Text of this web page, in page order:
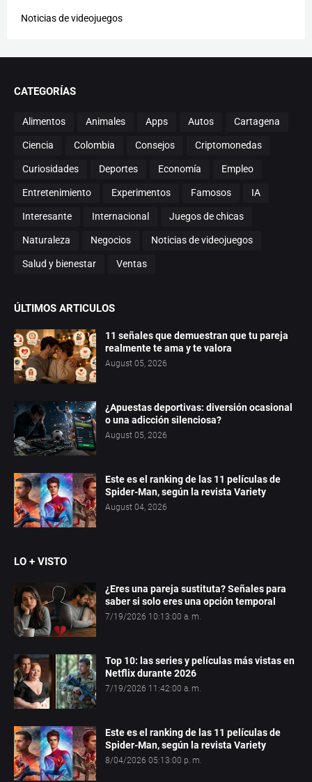
Noticias de videojuegos
CATEGORÍAS
Alimentos Animales Apps Autos Cartagena
Ciencia Colombia Consejos Criptomonedas
Curiosidades Deportes Economía Empleo
Entretenimiento Experimentos Famosos IA
Interesante Internacional Juegos de chicas
Naturaleza Negocios Noticias de videojuegos
Salud y bienestar Ventas
ÚLTIMOS ARTICULOS
11 señales que demuestran que tu pareja
realmente te ama y te valora
August 05, 2026
¿Apuestas deportivas: diversión ocasional
o una adicción silenciosa?
August 05, 2026
Este es el ranking de las 11 películas de
Spider-Man, según la revista Variety
August 04, 2026
LO + VISTO
¿Eres una pareja sustituta? Señales para
saber si solo eres una opción temporal
7/19/2026 10:13:00 a. m.
Top 10: las series y películas más vistas en
Netflix durante 2026
7/19/2026 11:42:00 a. m.
Este es el ranking de las 11 películas de
Spider-Man, según la revista Variety
8/04/2026 05:13:00 p. m.